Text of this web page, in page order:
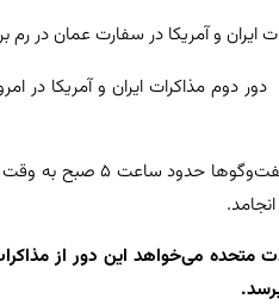
و آمریکا در سفارت عمان در رم
متحده می‌خواهد این دور از